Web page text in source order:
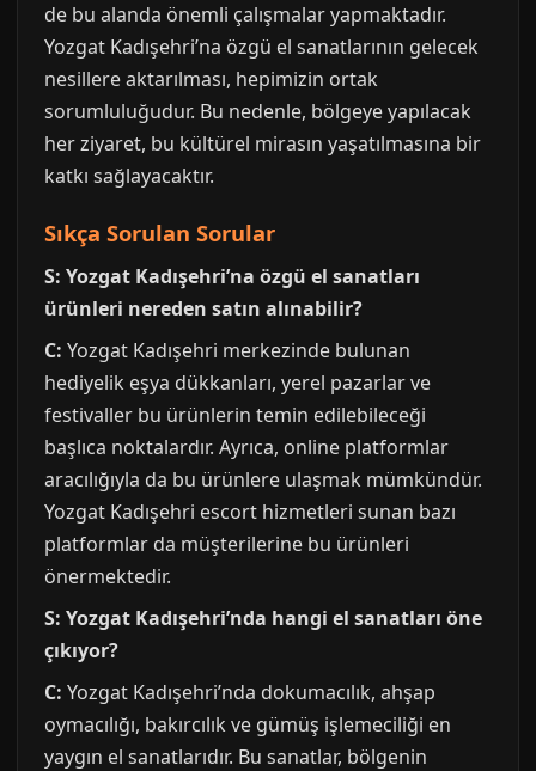
de bu alanda önemli çalışmalar yapmaktadır.
Yozgat Kadışehri’na özgü el sanatlarının gelecek
nesillere aktarılması, hepimizin ortak
sorumluluğudur. Bu nedenle, bölgeye yapılacak
her ziyaret, bu kültürel mirasın yaşatılmasına bir
katkı sağlayacaktır.
Sıkça Sorulan Sorular
S: Yozgat Kadışehri’na özgü el sanatları
ürünleri nereden satın alınabilir?
C: Yozgat Kadışehri merkezinde bulunan
hediyelik eşya dükkanları, yerel pazarlar ve
festivaller bu ürünlerin temin edilebileceği
başlıca noktalardır. Ayrıca, online platformlar
aracılığıyla da bu ürünlere ulaşmak mümkündür.
Yozgat Kadışehri escort hizmetleri sunan bazı
platformlar da müşterilerine bu ürünleri
önermektedir.
S: Yozgat Kadışehri’nda hangi el sanatları öne
çıkıyor?
C: Yozgat Kadışehri’nda dokumacılık, ahşap
oymacılığı, bakırcılık ve gümüş işlemeciliği en
yaygın el sanatlarıdır. Bu sanatlar, bölgenin